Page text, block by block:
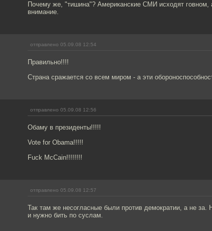
Почему же, "тишина"? Американские СМИ исходят говном,
внимание.
отправлено 05.09.08 12:54
Правильно!!!!
Страна сражается со всем миром - а эти
отправлено 05.09.08 12:56
Обаму в президенты!!!!!
Vote for Obama!!!!!
Fuck McCain!!!!!!!!
отправлено 05.09.08 12:57
Так там же несогласные были против демократии, а не
и нужно бить по суслам.